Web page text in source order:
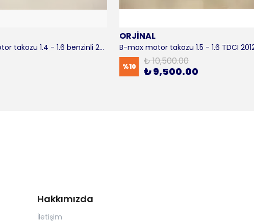
B-max motor takozu 1.4 - 1.6 benzinli 2012-2016 ORJİNAL
ORJİNAL
%10 ₺ 10,500.00
₺ 9,500.00
Hakkımızda
İletişim